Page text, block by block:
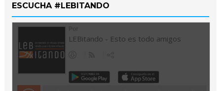
ESCUCHA #LEBITANDO